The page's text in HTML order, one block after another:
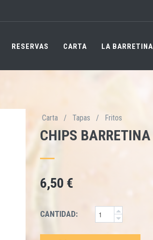
RESERVAS CARTA LA BARRETINA
Carta / Tapas / Fritos
CHIPS BARRETINA
6,50 €
CANTIDAD: